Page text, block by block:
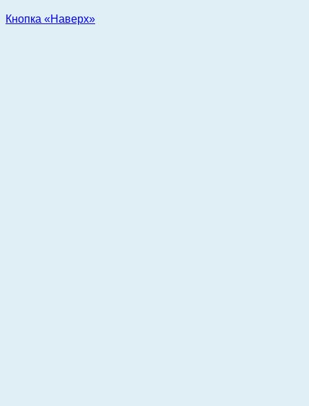
Кнопка «Наверх»